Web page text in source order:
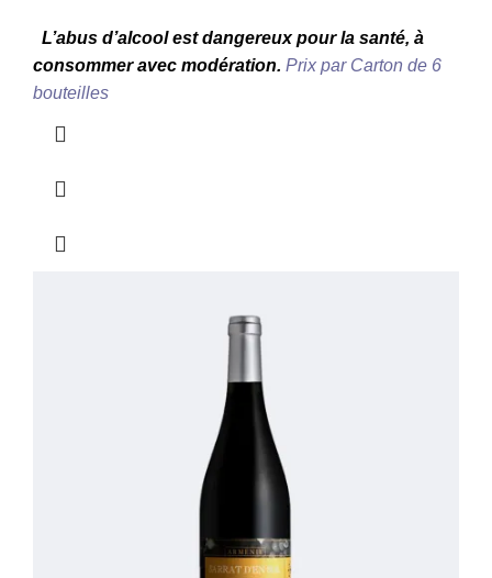
L’abus d’alcool est dangereux pour la santé, à
consommer avec modération. Prix par Carton de 6
bouteilles